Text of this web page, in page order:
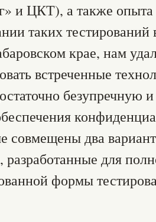
и ЦКТ), а также опыта
таких
крае, нам
встреченные
безупречную
совмещены два
разработанные для
формы